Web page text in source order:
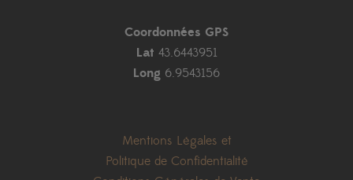
Coordonnées GPS
Lat 43.6443951
Long 6.9543156
Mentions Légales et
Politique de Confidentialité